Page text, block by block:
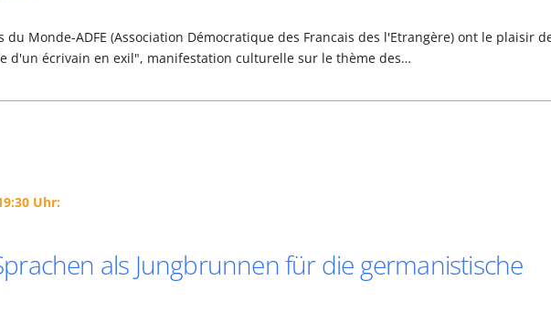
du Monde-ADFE (Association Démocratique des Francais des l'Etrangère) ont le plaisir
d'un écrivain en exil", manifestation culturelle sur le thème des…
Uhr:
als Jungbrunnen für die germanistische